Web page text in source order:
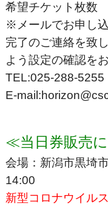
希望チケット枚数
※メールでお申し
完了のご連絡を致
よう設定の確認を
TEL:025-288-5255
E-
≪当日券販売
会場：新潟市黒埼
14:00
新型コロナウイル